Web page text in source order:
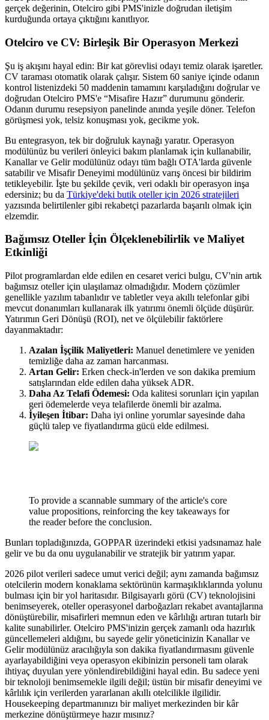
gerçek değerinin, Otelciro gibi PMS'inizle doğrudan iletişim
kurduğunda ortaya çıktığını kanıtlıyor.
Otelciro ve CV: Birleşik Bir Operasyon Merkezi
Şu iş akışını hayal edin: Bir kat görevlisi odayı temiz olarak işaretler.
CV taraması otomatik olarak çalışır. Sistem 60 saniye içinde odanın
kontrol listenizdeki 50 maddenin tamamını karşıladığını doğrular ve
doğrudan Otelciro PMS'e “Misafire Hazır” durumunu gönderir.
Odanın durumu resepsiyon panelinde anında yeşile döner. Telefon
görüşmesi yok, telsiz konuşması yok, gecikme yok.
Bu entegrasyon, tek bir doğruluk kaynağı yaratır. Operasyon
modülünüz bu verileri önleyici bakım planlamak için kullanabilir,
Kanallar ve Gelir modülünüz odayı tüm bağlı OTA'larda güvenle
satabilir ve Misafir Deneyimi modülünüz varış öncesi bir bildirim
tetikleyebilir. İşte bu şekilde çevik, veri odaklı bir operasyon inşa
edersiniz; bu da Türkiye'deki butik oteller için 2026 stratejileri
yazısında belirtilenler gibi rekabetçi pazarlarda başarılı olmak için
elzemdir.
Bağımsız Oteller İçin Ölçeklenebilirlik ve Maliyet
Etkinliği
Pilot programlardan elde edilen en cesaret verici bulgu, CV'nin artık
bağımsız oteller için ulaşılamaz olmadığıdır. Modern çözümler
genellikle yazılım tabanlıdır ve tabletler veya akıllı telefonlar gibi
mevcut donanımları kullanarak ilk yatırımı önemli ölçüde düşürür.
Yatırımın Geri Dönüşü (ROI), net ve ölçülebilir faktörlere
dayanmaktadır:
Azalan İşçilik Maliyetleri: Manuel denetimlere ve yeniden
temizliğe daha az zaman harcanması.
Artan Gelir: Erken check-in'lerden ve son dakika premium
satışlarından elde edilen daha yüksek ADR.
Daha Az Telafi Ödemesi: Oda kalitesi sorunları için yapılan
geri ödemelerde veya telafilerde önemli bir azalma.
İyileşen İtibar: Daha iyi online yorumlar sayesinde daha
güçlü talep ve fiyatlandırma gücü elde edilmesi.
To provide a scannable summary of the article's core
value propositions, reinforcing the key takeaways for
the reader before the conclusion.
Bunları topladığınızda, GOPPAR üzerindeki etkisi yadsınamaz hale
gelir ve bu da onu uygulanabilir ve stratejik bir yatırım yapar.
2026 pilot verileri sadece umut verici değil; aynı zamanda bağımsız
otelcilerin modern konaklama sektörünün karmaşıklıklarında yolunu
bulması için bir yol haritasıdır. Bilgisayarlı görü (CV) teknolojisini
benimseyerek, oteller operasyonel darboğazları rekabet avantajlarına
dönüştürebilir, misafirleri memnun eden ve kârlılığı artıran tutarlı bir
kalite sunabilirler. Otelciro PMS'inizin gerçek zamanlı oda hazırlık
güncellemeleri aldığını, bu sayede gelir yöneticinizin Kanallar ve
Gelir modülünüz aracılığıyla son dakika fiyatlandırmasını güvenle
ayarlayabildiğini veya operasyon ekibinizin personeli tam olarak
ihtiyaç duyulan yere yönlendirebildiğini hayal edin. Bu sadece yeni
bir teknoloji benimsemekle ilgili değil; üstün bir misafir deneyimi ve
kârlılık için verilerden yararlanan akıllı otelcilikle ilgilidir.
Housekeeping departmanınızı bir maliyet merkezinden bir kâr
merkezine dönüştürmeye hazır mısınız?